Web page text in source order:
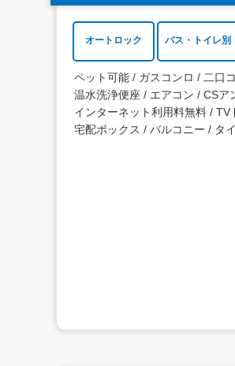
オートロック バス・トイレ別
ペット可能 ガスコンロ 二口
温水洗浄便座
エアコン CSア
インターネット利用料無料
TV
宅配ボックス
バルコニー タ